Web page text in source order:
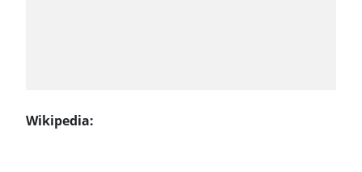
Wikipedia: